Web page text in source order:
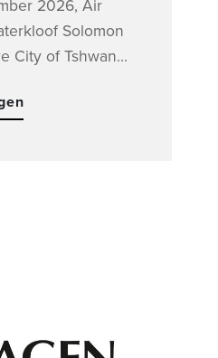
2026, Air
Solomon
City of Tshwane,